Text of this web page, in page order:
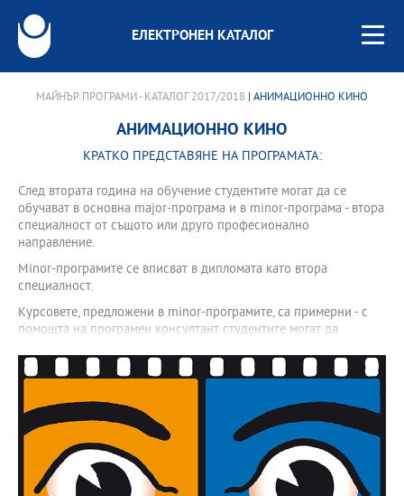
ЕЛЕКТРОНЕН КАТАЛОГ
МАЙНЪР ПРОГРАМИ - КАТАЛОГ 2017/2018 | АНИМАЦИОННО КИНО
АНИМАЦИОННО КИНО
КРАТКО ПРЕДСТАВЯНЕ НА ПРОГРАМАТА:
След втората година на обучение студентите могат да се
обучават в основна major-програма и в minor-програма - втора
специалност от същото или друго професионално
направление.
Minor-програмите се вписват в дипломата като втора
специалност.
Курсовете, предложени в minor-програмите, са примерни - с
помощта на програмен консултант студентите могат да
аналогичната бакалавърска програма.